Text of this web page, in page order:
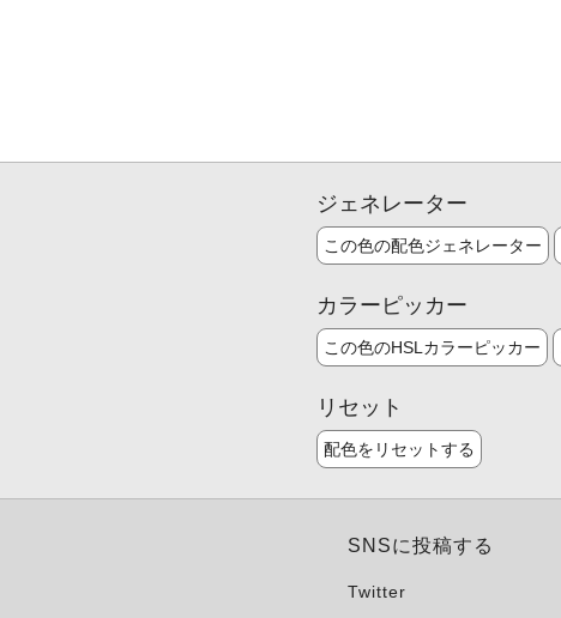
ジェネレーター
この色の配色ジェネレーター
カラーピッカー
この色のHSLカラーピッカー
リセット
配色をリセットする
SNSに投稿する
Twitter